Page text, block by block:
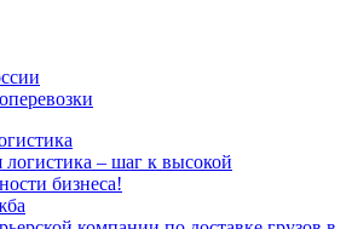
логистика – шаг к высокой
бизнеса!